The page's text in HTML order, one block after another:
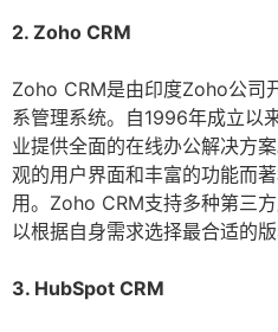
2. Zoho CRM
Zoho CRM是由印度Zoho公司
系管理系统。自1996年成立以
业提供全面的在线办公解决方
观的用户界面和丰富的功能而
用。Zoho CRM支持多种第三
以根据自身需求选择最合适的版
3. HubSpot CRM